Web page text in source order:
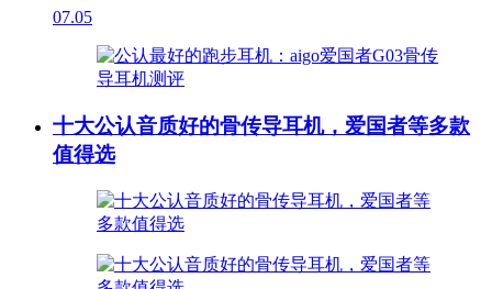
07.05
十大公认音质好的骨传导耳机，爱国者等多款
值得选